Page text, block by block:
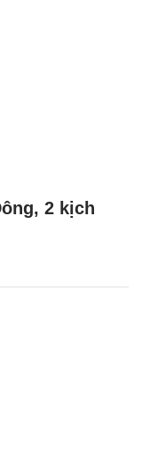
2 kịch